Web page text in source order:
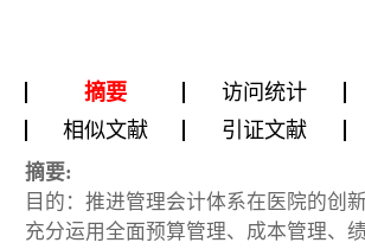
摘要 访问统计
相似文献
引证文献
摘要:
目的：推进管理会计体系在医院的创
充分运用全面预算管理、成本管理、